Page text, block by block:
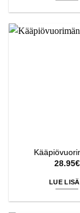
28.95€
LUE